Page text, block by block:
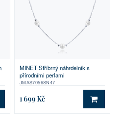
KOŠÍKU
MINET Stříbrný náhrdelník s
přírodními perlami
JMAS7056SN47
1 699 Kč DO